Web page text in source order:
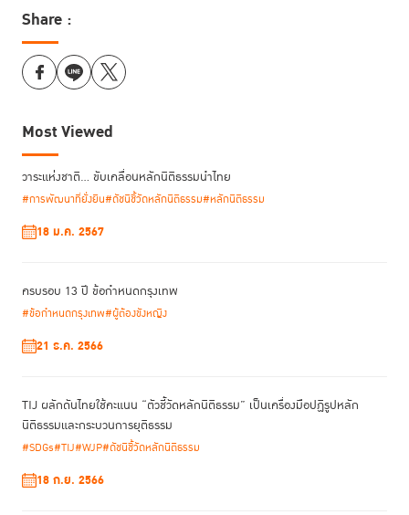
ศาสตราจารย์ นายแพทย์เชิดชัย นพมณีจำรัสเลิศ รองอธิการบดีฝ่าย
สารสนเทศและดิจิทัลทรานส์ฟอร์เมชัน พร้อมเข้าร่วมรับฟังการบรรยายใน
หัวข้อ “การเปลี่ยนผ่านสู่ดิจิทัลในมหาวิทยาลัยมหิดล” ร่วมกับรับความรู้จาก
คณะผู้บริหารและเจ้าหน้าที่จากมหาวิทยาลัยมหิดล ในเรื่องแพลตฟอร์มปัญญา
ประดิษฐ์ และการพัฒนาทักษะการใช้ปัญญาประดิษฐ์ โดย ผู้ช่วยศาสตราจารย์
รักษาการแทนผู้อำนวยการกองเทคโนโลยีสารสนเทศ เรื่องโครงสร้างพื้นฐาน
ระบบคลาวด์และความมั่นคงปลอดภัยไซเบอร์ และเรื่องระบบอัตโนมัติ
กระบวนการทำงานอัจฉริยะในมหาวิทยาลัยมหิดล จาก ดร. ภทรภรต ภภัทร์
สหธรรม ที่ปรึกษามหาวิทยาลัยด้านสารสนเทศและดิจิทัลทรานส์ฟอร์เมชัน
Share :
Most Viewed
วาระแห่งชาติ… ขับเคลื่อนหลักนิติธรรมนำไทย
#การพัฒนาที่ยั่งยืน#ดัชนีชี้วัดหลักนิติธรรม#หลักนิติธรรม
18 ม.ค. 2567
ครบรอบ 13 ปี ข้อกำหนดกรุงเทพ
#ข้อกำหนดกรุงเทพ#ผู้ต้องขังหญิง
21 ธ.ค. 2566
TIJ ผลักดันไทยใช้คะแนน “ตัวชี้วัดหลักนิติธรรม” เป็นเครื่องมือปฏิรูปหลัก
นิติธรรมและกระบวนการยุติธรรม
#SDGs#TIJ#WJP#ดัชนีชี้วัดหลักนิติธรรม
18 ก.ย. 2566